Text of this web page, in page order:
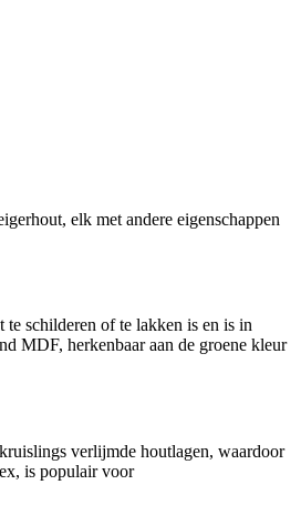
elk met andere eigenschappen
te schilderen of te lakken is en is in
MDF, herkenbaar aan de groene kleur
verlijmde houtlagen, waardoor
is populair voor